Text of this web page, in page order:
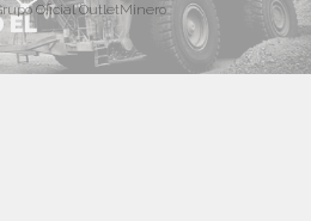
Oficial OutletMinero